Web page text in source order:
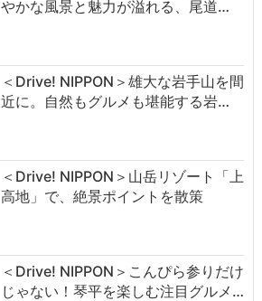
やかな風景と魅力が溢れる、尾道…
＜Drive! NIPPON＞雄大な岩手山を間
近に。自然もグルメも堪能する岩…
＜Drive! NIPPON＞山岳リゾート「上
高地」で、絶景ポイントを散策
＜Drive! NIPPON＞こんぴら参りだけ
じゃない！琴平を楽しむ注目グルメ…